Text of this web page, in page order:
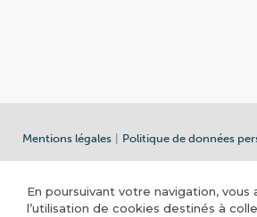
Mentions légales Politique de données
En poursuivant votre navigation, vous
l’utilisation de cookies destinés à